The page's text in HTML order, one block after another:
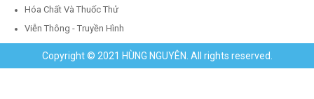
Hóa Chất Và Thuốc Thử
Viễn Thông - Truyền Hình
Copyright © 2021 HÙNG NGUYÊN. All rights reserved.